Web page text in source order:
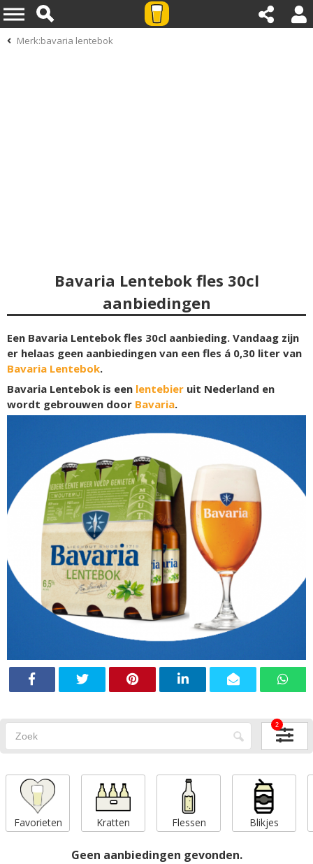
Merk:bavaria lentebok
Bavaria Lentebok fles 30cl
aanbiedingen
Een Bavaria Lentebok fles 30cl aanbieding. Vandaag zijn
er helaas geen aanbiedingen van een fles á 0,30 liter van
Bavaria Lentebok.
Bavaria Lentebok is een lentebier uit Nederland en
wordt gebrouwen door Bavaria.
2
Favorieten Kratten Flessen Blikjes
Geen aanbiedingen gevonden.